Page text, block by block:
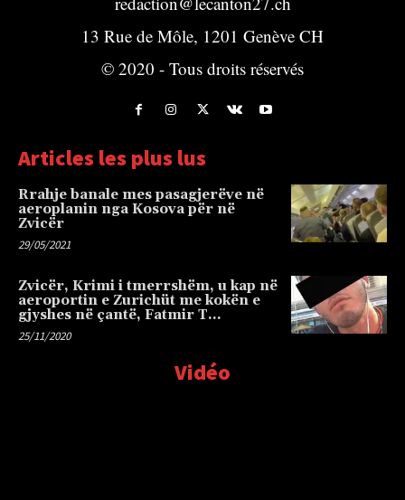
13 Rue de Môle, 1201 Genève CH
© 2020 - Tous droits réservés
Articles les plus lus
Rrahje banale mes pasagjerëve në
aeroplanin nga Kosova për në
Zvicër
29/05/2021
Zvicër, Krimi i tmerrshëm, u kap në
aeroportin e Zurichüt me kokën e
gjyshes në çantë, Fatmir T…
25/11/2020
Vidéo